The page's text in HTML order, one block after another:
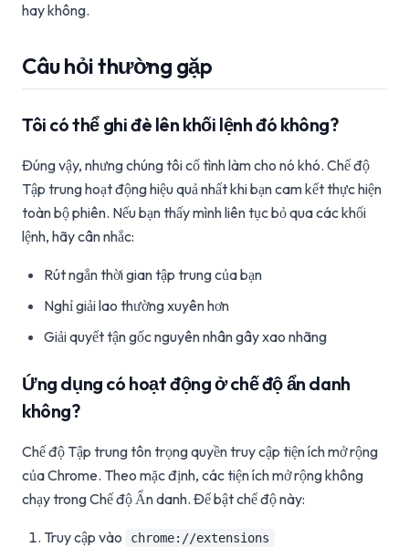
hay không.
Câu hỏi thường gặp
Tôi có thể ghi đè lên khối lệnh đó không?
Đúng vậy, nhưng chúng tôi cố tình làm cho nó khó. Chế độ
Tập trung hoạt động hiệu quả nhất khi bạn cam kết thực hiện
toàn bộ phiên. Nếu bạn thấy mình liên tục bỏ qua các khối
lệnh, hãy cân nhắc:
Rút ngắn thời gian tập trung của bạn
Nghỉ giải lao thường xuyên hơn
Giải quyết tận gốc nguyên nhân gây xao nhãng
Ứng dụng có hoạt động ở chế độ ẩn danh
không?
Chế độ Tập trung tôn trọng quyền truy cập tiện ích mở rộng
của Chrome. Theo mặc định, các tiện ích mở rộng không
chạy trong Chế độ Ẩn danh. Để bật chế độ này:
Truy cập vào chrome://extensions